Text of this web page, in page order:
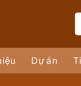
Dự án